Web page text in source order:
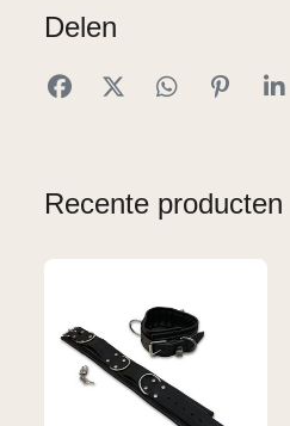
Delen
Recente producten